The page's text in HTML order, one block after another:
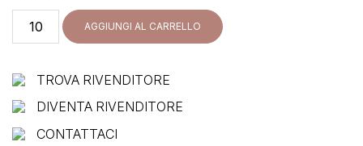
100916-
AGGIUNGI AL CARRELLO
TROVA RIVENDITORE
DIVENTA RIVENDITORE
CONTATTACI